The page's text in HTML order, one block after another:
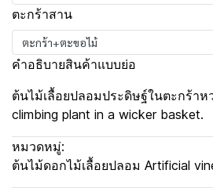
ตะกร้าสาน
ตะกร้า+ตะขอไม้
คำอธิบายสินค้าแบบย่อ
ต้นไม้เลื้อยปลอมประดิษฐ์ในตะกร้าห
climbing plant in a wicker basket.
หมวดหมู่:
ต้นไม้ดอกไม้เลื้อยปลอม Artificial